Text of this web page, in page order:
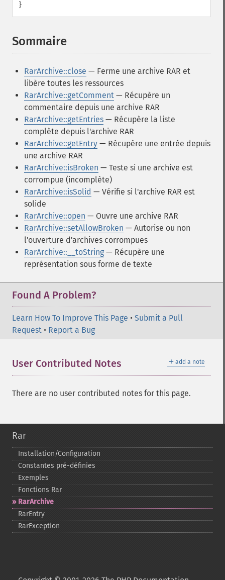
}
Sommaire
RarArchive::close — Ferme une archive RAR et
libère toutes les ressources
RarArchive::getComment — Récupère un
commentaire depuis une archive RAR
RarArchive::getEntries — Récupère la liste
complète depuis l'archive RAR
RarArchive::getEntry — Récupère une entrée depuis
une archive RAR
RarArchive::isBroken — Teste si une archive est
corrompue (incomplète)
RarArchive::isSolid — Vérifie si l'archive RAR est
solide
RarArchive::open — Ouvre une archive RAR
RarArchive::setAllowBroken — Autorise ou non
l'ouverture d'archives corrompues
RarArchive::__toString — Récupère une
représentation sous forme de texte
Found A Problem?
Learn How To Improve This Page • Submit a Pull
Request • Report a Bug
＋ add a note
User Contributed Notes
There are no user contributed notes for this page.
Rar
Installation/Configuration
Constantes pré-​définies
Exemples
Fonctions Rar
RarArchive
RarEntry
RarException